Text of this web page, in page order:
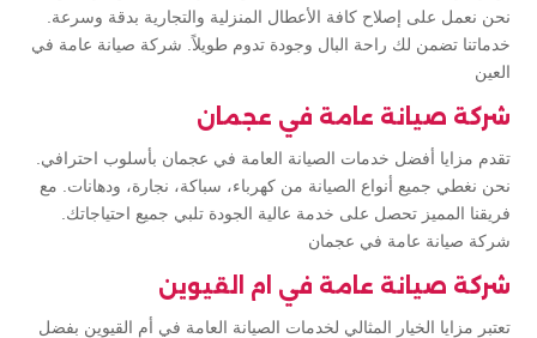
نحن نعمل على إصلاح كافة الأعطال المنزلية والتجارية بدقة وسرعة.
خدماتنا تضمن لك راحة البال وجودة تدوم طويلاً. شركة صيانة عامة في
العين
شركة صيانة عامة في عجمان
تقدم مزايا أفضل خدمات الصيانة العامة في عجمان بأسلوب احترافي.
نحن نغطي جميع أنواع الصيانة من كهرباء، سباكة، نجارة، ودهانات. مع
فريقنا المميز تحصل على خدمة عالية الجودة تلبي جميع احتياجاتك.
شركة صيانة عامة في عجمان
شركة صيانة عامة في ام القيوين
تعتبر مزايا الخيار المثالي لخدمات الصيانة العامة في أم القيوين بفضل